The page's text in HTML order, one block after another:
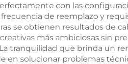
con las
de reemplazo y
se obtienen resultados de
más ambiciosas sin
tranquilidad que brinda un
en solucionar problemas